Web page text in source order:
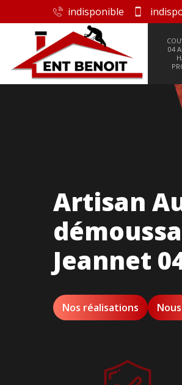
indisponible
04
Artisan
Jeannet
Nos réalisations